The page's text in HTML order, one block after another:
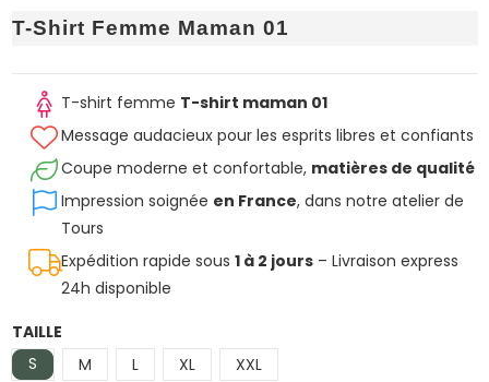
T-Shirt Femme Maman 01
T-shirt femme T-shirt maman 01
Message audacieux pour les esprits libres et confiants
Coupe moderne et confortable, matières de qualité
Impression soignée en France, dans notre atelier de
Tours
Expédition rapide sous 1 à 2 jours– Livraison express
24h disponible
TAILLE
S
M L XL XXL